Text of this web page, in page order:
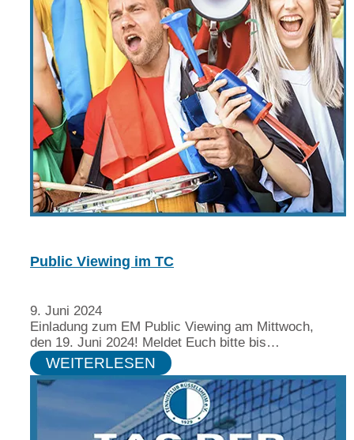
Public Viewing im TC
9. Juni 2024
Einladung zum EM Public Viewing am Mittwoch,
den 19. Juni 2024! Meldet Euch bitte bis…
WEITERLESEN